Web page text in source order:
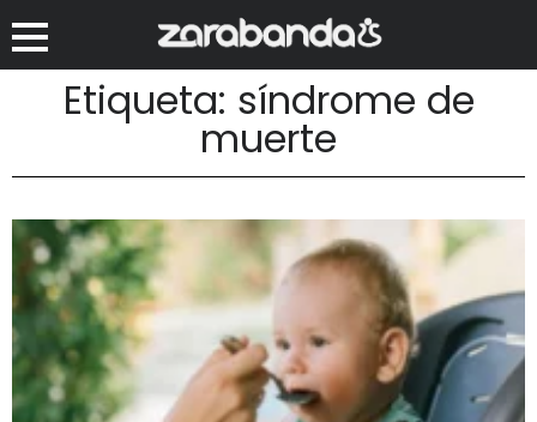
Etiqueta: síndrome de
muerte